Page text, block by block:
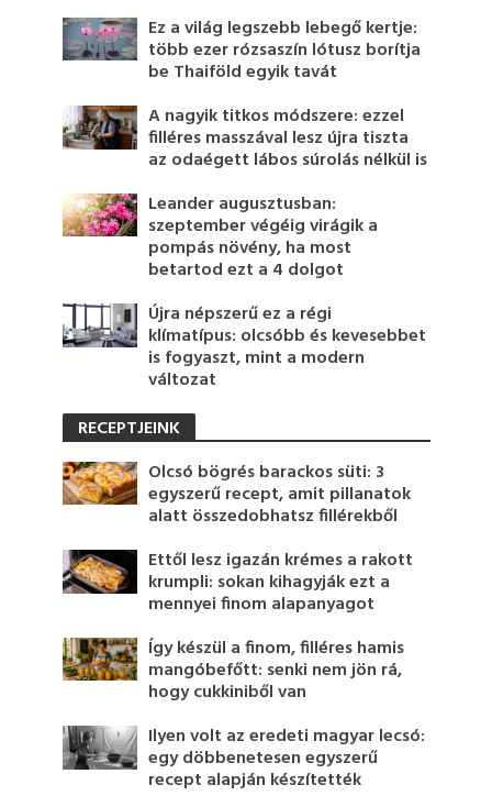
Ez a világ legszebb lebegő kertje:
több ezer rózsaszín lótusz borítja
be Thaiföld egyik tavát
A nagyik titkos módszere: ezzel
filléres masszával lesz újra tiszta
az odaégett lábos súrolás nélkül is
Leander augusztusban:
szeptember végéig virágik a
pompás növény, ha most
betartod ezt a 4 dolgot
Újra népszerű ez a régi
klímatípus: olcsóbb és kevesebbet
is fogyaszt, mint a modern
változat
RECEPTJEINK
Olcsó bögrés barackos süti: 3
egyszerű recept, amit pillanatok
alatt összedobhatsz fillérekből
Ettől lesz igazán krémes a rakott
krumpli: sokan kihagyják ezt a
mennyei finom alapanyagot
Így készül a finom, filléres hamis
mangóbefőtt: senki nem jön rá,
hogy cukkiniből van
Ilyen volt az eredeti magyar lecsó:
egy döbbenetesen egyszerű
recept alapján készítették